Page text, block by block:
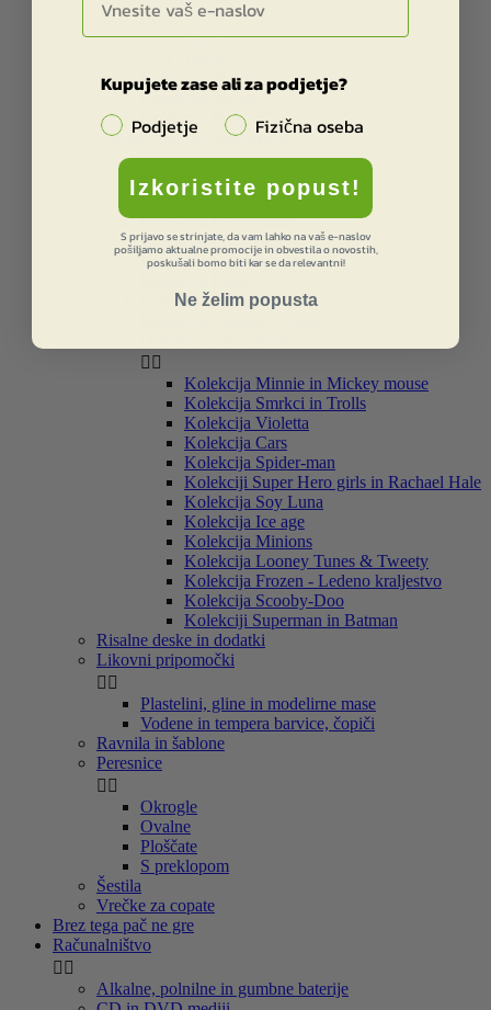

Deklice
Kolekcija Star Wars
Kolekcija ice age
Kolekcija Peak
Zvezki, bloki in pripomočki
Kolekcija Street
Kolekcija Barcelona
Kolekcija Real Madrid
Kolekcija Liverpool
Kolekcija Star Wars
Kolekcija Smiley
 
Kolekcija Minnie in Mickey mouse
Kolekcija Smrkci in Trolls
Kolekcija Violetta
Kolekcija Cars
Kolekcija Spider-man
Kolekciji Super Hero girls in Rachael Hale
Kolekcija Soy Luna
Kolekcija Ice age
Kolekcija Minions
Kolekcija Looney Tunes & Tweety
Kolekcija Frozen - Ledeno kraljestvo
Kolekcija Scooby-Doo
Kolekciji Superman in Batman
Risalne deske in dodatki
Likovni pripomočki
 
Plastelini, gline in modelirne mase
Vodene in tempera barvice, čopiči
Ravnila in šablone
Peresnice
 
Okrogle
Ovalne
Ploščate
S preklopom
Šestila
Vrečke za copate
Brez tega pač ne gre
Računalništvo
 
Alkalne, polnilne in gumbne baterije
Kupujete zase ali za podjetje?
Podjetje
Fizična oseba
Izkoristite popust!
S prijavo se strinjate, da vam lahko na vaš e-naslov
pošiljamo aktualne promocije in obvestila o novostih,
poskušali bomo biti kar se da relevantni!
Ne želim popusta